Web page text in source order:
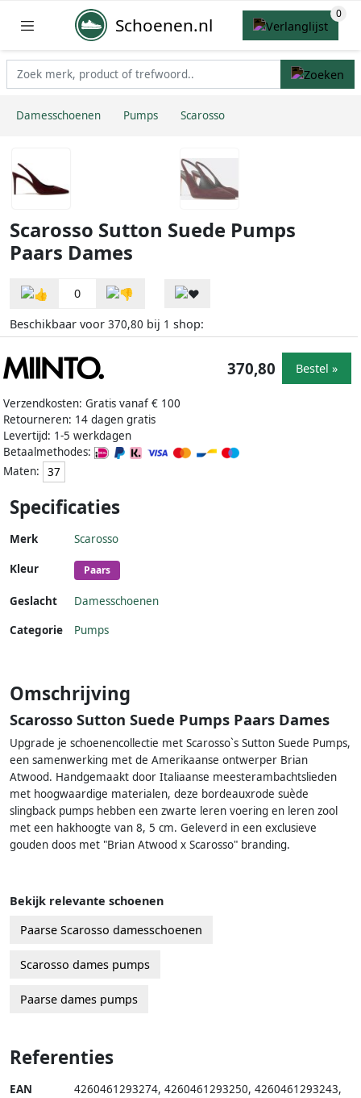
Schoenen.nl
Damesschoenen Pumps Scarosso
Scarosso Sutton Suede Pumps
Paars Dames
0
Beschikbaar voor 370,80 bij 1 shop:
Verzendkosten: Gratis vanaf € 100
Retourneren: 14 dagen gratis
Levertijd: 1-5 werkdagen
Betaalmethodes:
Maten:
37
370,80 Bestel »
Specificaties
Merk Scarosso
Kleur Paars
Geslacht
Damesschoenen
Categorie
Pumps
Omschrijving
Scarosso Sutton Suede Pumps Paars Dames
Upgrade je schoenencollectie met Scarosso`s Sutton Suede Pumps,
een samenwerking met de Amerikaanse ontwerper Brian
Atwood. Handgemaakt door Italiaanse meesterambachtslieden
met hoogwaardige materialen, deze bordeauxrode suède
slingback pumps hebben een zwarte leren voering en leren zool
met een hakhoogte van 8, 5 cm. Geleverd in een exclusieve
gouden doos met "Brian Atwood x Scarosso" branding.
Bekijk relevante schoenen
Paarse Scarosso damesschoenen
Scarosso dames pumps
Paarse dames pumps
Referenties
EAN 4260461293274, 4260461293250, 4260461293243,